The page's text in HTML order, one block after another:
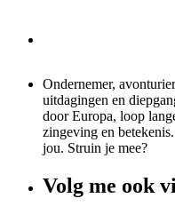
Ondernemer,
uitdagingen en
door Europa, loop
zingeving en
jou. Struin je mee?
Volg me ook